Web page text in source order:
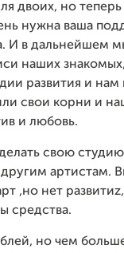
двоих, но
нужна ваша
И в дальнейшем
наших
развития и
свои корни и
и любовь.
свою
артистам.
,но нет
средства.
но чем